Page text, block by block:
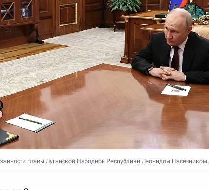
16
важном»
область, Солнечногорск
главы Луганской Народной Республики Леонидом Пасечником.